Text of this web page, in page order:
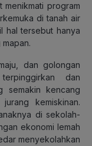
menikmati program
di tanah air
hal tersebut hanya
dan golongan
dan
semakin kencang
kemiskinan.
di sekolah-
ekonomi lemah
menyekolahkan